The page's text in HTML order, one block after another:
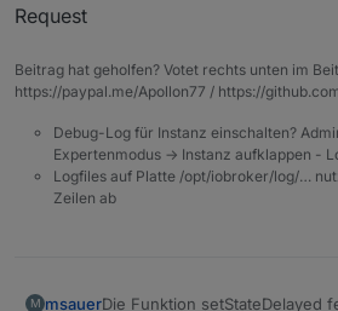
Request
Beitrag hat geholfen? Votet rechts unten im
https://paypal.me/Apollon77 / https://
Debug-Log für Instanz einschalten?
Expertenmodus -> Instanz aufklappen -
Logfiles auf Platte /opt/iobroker/log/…
Zeilen ab
M msauerDie Funktion setStateDelayed